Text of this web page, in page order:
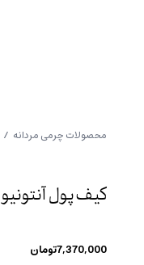
محصولات چرمی مردانه /
کیف پول آنتونیو
7,370,000تومان